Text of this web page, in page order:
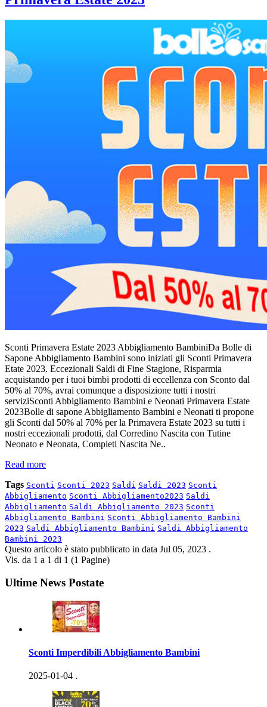
Sconti Primavera Estate 2023 Abbigliamento BambiniDa Bolle di
Sapone Abbigliamento Bambini sono iniziati gli Sconti Primavera
Etate 2023. Eccezionali Saldi di Fine Stagione, Risparmia
acquistando per i tuoi bimbi prodotti di eccellenza con Sconto dal
50% al 70%, avrai comunque a disposizione tutti i nostri
serviziSconti Abbigliamento Bambini e Neonati Primavera Estate
2023Bolle di sapone Abbigliamento Bambini e Neonati ti propone
gli Sconti dal 50% al 70% per la Primavera Estate 2023 su tutti i
nostri eccezionali prodotti, dal Corredino Nascita con Tutine
Neonato e Neonata, Completi Nascita Ne..
Read more
Tags Sconti Sconti 2023 Saldi Saldi 2023 Sconti
Abbigliamento Sconti Abbigliamento2023 Saldi
Abbigliamento Saldi Abbigliamento 2023 Sconti
Abbigliamento Bambini Sconti Abbigliamento Bambini
2023 Saldi Abbigliamento Bambini Saldi Abbigliamento
Bambini 2023
Questo articolo è stato pubblicato in data Jul 05, 2023 .
Vis. da 1 a 1 di 1 (1 Pagine)
Ultime News Postate
Sconti Imperdibili Abbigliamento Bambini
2025-01-04 .